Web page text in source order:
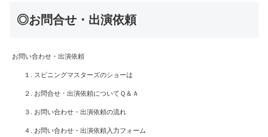
◎お問合せ・出演依頼
お問い合わせ・出演依頼
１. スピニングマスターズのショーは
２. お問合せ・出演依頼についてＱ＆Ａ
３. お問い合わせ・出演依頼の流れ
４. お問い合わせ・出演依頼入力フォーム